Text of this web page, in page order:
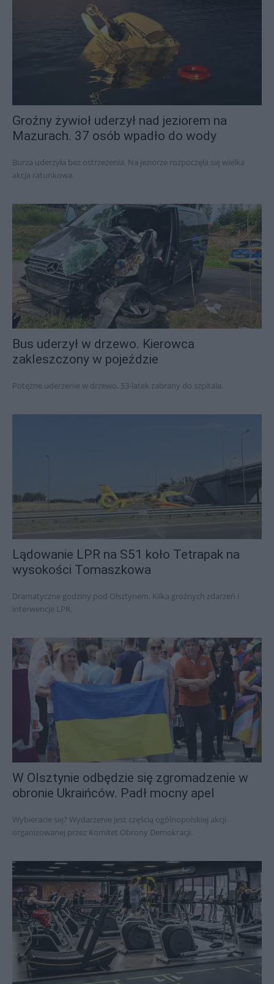
Groźny żywioł uderzył nad jeziorem na
Mazurach. 37 osób wpadło do wody
Burza uderzyła bez ostrzeżenia. Na jeziorze rozpoczęła się wielka
akcja ratunkowa.
Bus uderzył w drzewo. Kierowca
zakleszczony w pojeździe
Potężne uderzenie w drzewo. 53-latek zabrany do szpitala.
Lądowanie LPR na S51 koło Tetrapak na
wysokości Tomaszkowa
Dramatyczne godziny pod Olsztynem. Kilka groźnych zdarzeń i
interwencje LPR.
W Olsztynie odbędzie się zgromadzenie w
obronie Ukraińców. Padł mocny apel
Wybieracie się? Wydarzenie jest częścią ogólnopolskiej akcji
organizowanej przez Komitet Obrony Demokracji.